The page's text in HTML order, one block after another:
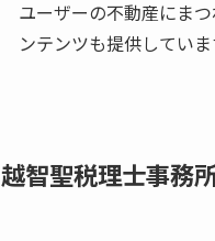
ユーザーの不動産にま
ンテンツも提供していま
越智聖税理士事務